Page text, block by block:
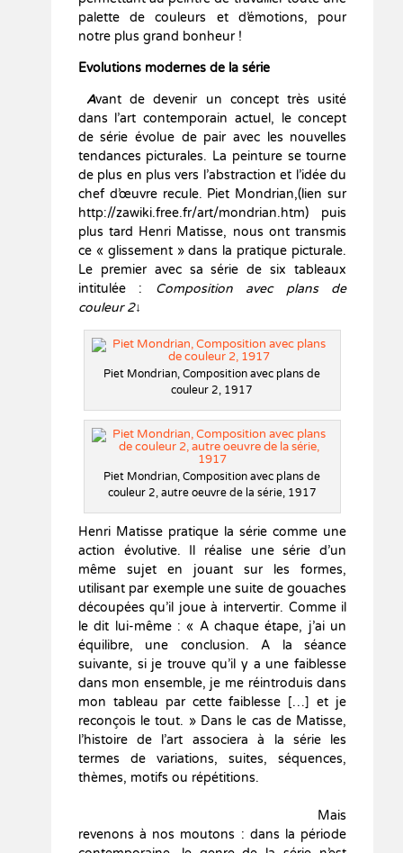
palette de couleurs et d’émotions, pour
notre plus grand bonheur !
Evolutions modernes de la série
Avant de devenir un concept très usité
dans l’art contemporain actuel, le concept
de série évolue de pair avec les nouvelles
tendances picturales. La peinture se tourne
de plus en plus vers l’abstraction et l’idée du
chef d’œuvre recule. Piet Mondrian,(lien sur
http://zawiki.free.fr/art/mondrian.htm) puis
plus tard Henri Matisse, nous ont transmis
ce « glissement » dans la pratique picturale.
Le premier avec sa série de six tableaux
intitulée : Composition avec plans de
couleur 2↓
Piet Mondrian, Composition avec plans de
couleur 2, 1917
Piet Mondrian, Composition avec plans de
couleur 2, autre oeuvre de la série, 1917
Henri Matisse pratique la série comme une
action évolutive. Il réalise une série d’un
même sujet en jouant sur les formes,
utilisant par exemple une suite de gouaches
découpées qu’il joue à intervertir. Comme il
le dit lui-même : « A chaque étape, j’ai un
équilibre, une conclusion. A la séance
suivante, si je trouve qu’il y a une faiblesse
dans mon ensemble, je me réintroduis dans
mon tableau par cette faiblesse […] et je
reconçois le tout. » Dans le cas de Matisse,
l’histoire de l’art associera à la série les
termes de variations, suites, séquences,
thèmes, motifs ou répétitions.
Mais
revenons à nos moutons : dans la période